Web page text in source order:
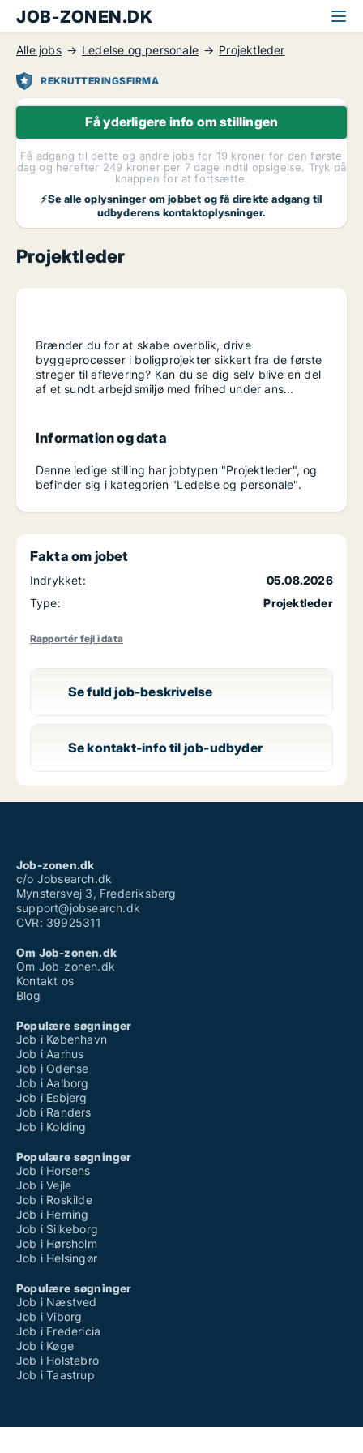
JOB-ZONEN.DK
Alle jobs Ledelse og personale Projektleder
REKRUTTERINGSFIRMA
Få yderligere info om stillingen
Få adgang til dette og andre jobs for 19 kroner for den første
dag og herefter 249 kroner per 7 dage indtil opsigelse. Tryk på
knappen for at fortsætte.
⚡Se alle oplysninger om jobbet og få direkte adgang til
udbyderens kontaktoplysninger.
Projektleder
Brænder du for at skabe overblik, drive
byggeprocesser i boligprojekter sikkert fra de første
streger til aflevering? Kan du se dig selv blive en del
af et sundt arbejdsmiljø med frihed under ans...
Information og data
Denne ledige stilling har jobtypen "Projektleder", og
befinder sig i kategorien "Ledelse og personale".
Fakta om jobet
Indrykket:
05.08.2026
Type:
Projektleder
Rapportér fejl i data
Se fuld job-beskrivelse
Se kontakt-info til job-udbyder
Job-zonen.dk
c/o Jobsearch.dk
Mynstersvej 3, Frederiksberg
support@jobsearch.dk
CVR: 39925311
Om Job-zonen.dk
Om Job-zonen.dk
Kontakt os
Blog
Populære søgninger
Job i København
Job i Aarhus
Job i Odense
Job i Aalborg
Job i Esbjerg
Job i Randers
Job i Kolding
Populære søgninger
Job i Horsens
Job i Vejle
Job i Roskilde
Job i Herning
Job i Silkeborg
Job i Hørsholm
Job i Helsingør
Populære søgninger
Job i Næstved
Job i Viborg
Job i Fredericia
Job i Køge
Job i Holstebro
Job i Taastrup